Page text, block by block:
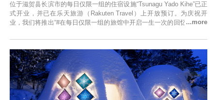
位于滋贺县长滨市的每日仅限一组的住宿设施“Tsunagu Yado Kihe”已正
式开业，并已在乐天旅游（Rakuten Travel）上开放预订。为庆祝开
业，我们将推出“#在每日仅限一组的旅馆中开启一生一次的回忆之旅”活
在此与重要之人共度一段难忘的特别时光。